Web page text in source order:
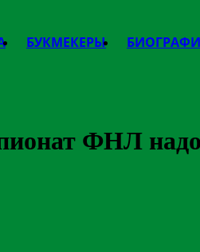
БУКМЕКЕРЫ
ФНЛ надо